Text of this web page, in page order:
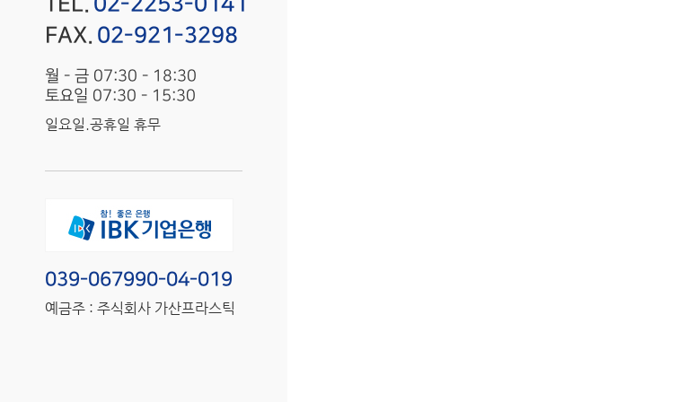
FAX. 02-921-3298
월 - 금 07:30 - 18:30
토요일 07:30 - 15:30
일요일.공휴일 휴무
039-067990-04-019
예금주 : 주식회사 가산프라스틱